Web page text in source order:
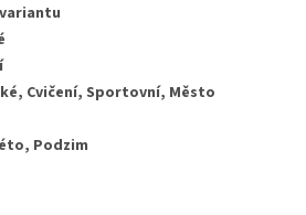
Cvičení, Sportovní, Město
Podzim